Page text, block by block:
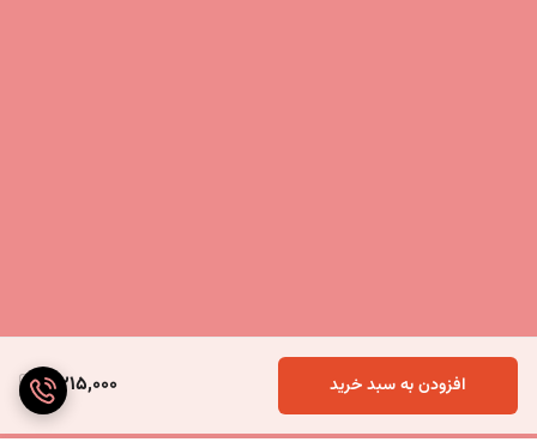
4,215,000 افزودن به سبد خرید